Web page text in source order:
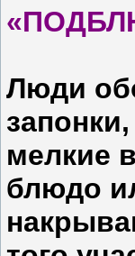
Люди
мелкие
блюдо